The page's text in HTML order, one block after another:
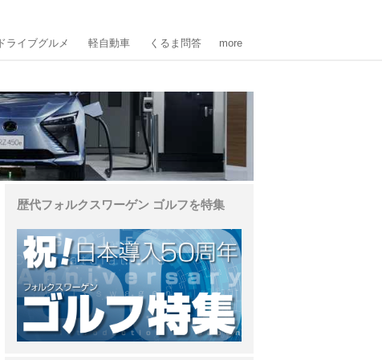
ドライブグルメ 軽自動車 くるま問答 more
歴代フォルクスワーゲン ゴルフを特集